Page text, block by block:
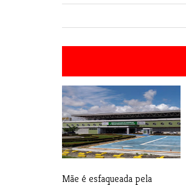
Mãe é esfaqueada pela